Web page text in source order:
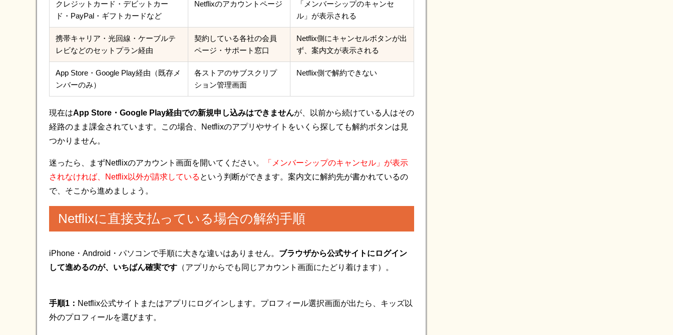
クレジットカード・デビットカー
ド・PayPal・ギフトカードなど
Netflixのアカウントページ
「メンバーシップのキャンセ
ル」が表示される
携帯キャリア・光回線・ケーブルテ
レビなどのセットプラン経由
契約している各社の会員
ページ・サポート窓口
Netflix側にキャンセルボタンが出
ず、案内文が表示される
App Store・Google Play経由（既存メ
ンバーのみ）
各ストアのサブスクリプ
ション管理画面
Netflix側で解約できない
現在はApp Store・Google Play経由での新規申し込みはできませんが、以前から続けている人はその
経路のまま課金されています。この場合、Netflixのアプリやサイトをいくら探しても解約ボタンは見
つかりません。
迷ったら、まずNetflixのアカウント画面を開いてください。
「メンバーシップのキャンセル」が表示
されなければ、Netflix以外が請求している という判断ができます。案内文に解約先が書かれているの
で、そこから進めましょう。
Netflixに直接支払っている場合の解約手順
iPhone・Android・パソコンで手順に大きな違いはありません。 ブラウザから公式サイトにログイン
して進めるのが、いちばん確実です（アプリからでも同じアカウント画面にたどり着けます）。
手順1： Netflix公式サイトまたはアプリにログインします。プロフィール選択画面が出たら、キッズ以
外のプロフィールを選びます。